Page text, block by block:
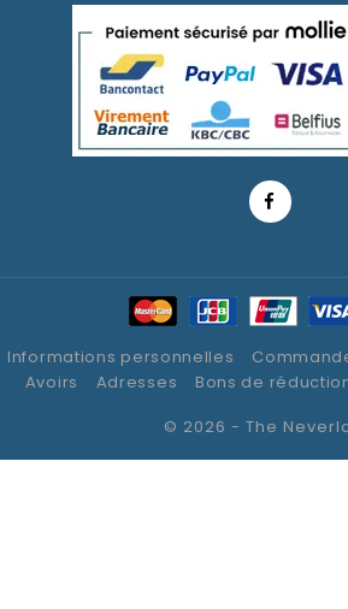
Informations personnelles
Avoirs
Adresses
Bons de
© 2026 - The